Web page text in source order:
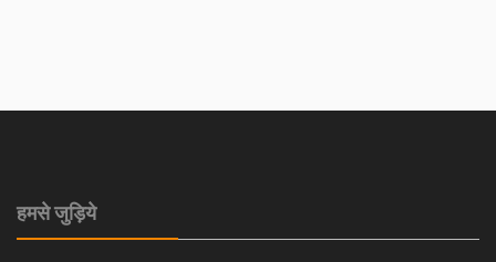
हमसे जुड़िये